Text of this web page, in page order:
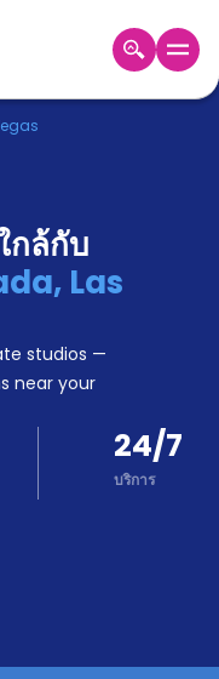
ล้กับ
Las
studios —
near your
24/7
บริการ